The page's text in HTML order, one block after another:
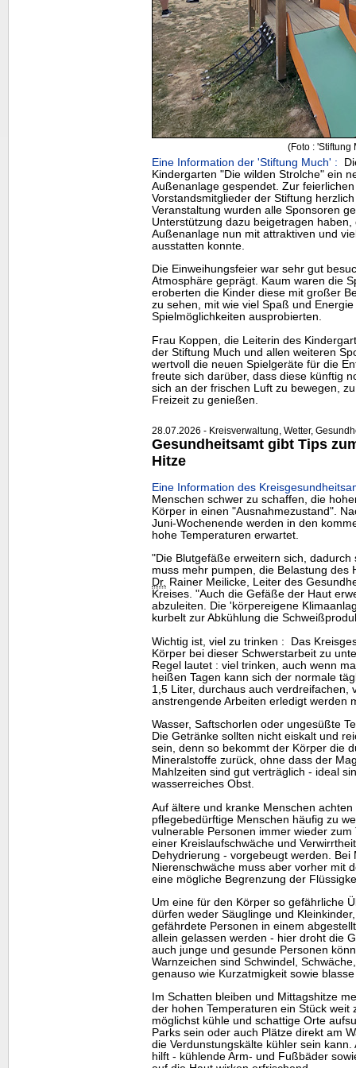
(Foto : 'Stiftung
Eine Information der 'Stiftung Much' :
Kindergarten "Die wilden Strolche" ein
Außenanlage gespendet. Zur
Vorstandsmitglieder der Stiftung
Veranstaltung wurden alle Sponsoren
Unterstützung dazu beigetragen
Außenanlage nun mit attraktiven und
ausstatten konnte.
Die Einweihungsfeier war sehr gut
Atmosphäre geprägt. Kaum waren die
eroberten die Kinder diese mit großer
zu sehen, mit wie viel Spaß und
Spielmöglichkeiten ausprobierten.
Frau Koppen, die Leiterin des
der Stiftung Much und allen weiteren
wertvoll die neuen Spielgeräte für die
freute sich darüber, dass diese künftig
sich an der frischen Luft zu bewegen,
Freizeit zu genießen.
28.07.2026 - Kreisverwaltung, Wetter,
Gesundheitsamt gibt Tips
Hitze
Eine Information des
Menschen schwer zu schaffen, die
Körper in einen "Ausnahmezustand".
Juni-Wochenende werden in den
hohe Temperaturen erwartet.
"Die Blutgefäße erweitern sich,
muss mehr pumpen, die Belastung des
Dr. Rainer Meilicke, Leiter des
Kreises. "Auch die Gefäße der Haut
abzuleiten. Die 'körpereigene
kurbelt zur Abkühlung die
Wichtig ist, viel zu trinken : Das
Körper bei dieser Schwerstarbeit zu
Regel lautet : viel trinken, auch wenn
heißen Tagen kann sich der normale
1,5 Liter, durchaus auch verdreifachen,
anstrengende Arbeiten erledigt werden
Wasser, Saftschorlen oder ungesüßte
Die Getränke sollten nicht eiskalt und
sein, denn so bekommt der Körper die
Mineralstoffe zurück, ohne dass der
Mahlzeiten sind gut verträglich - ideal
wasserreiches Obst.
Auf ältere und kranke Menschen
pflegebedürftige Menschen häufig zu
vulnerable Personen immer wieder
einer Kreislaufschwäche und
Dehydrierung - vorgebeugt werden. Bei
Nierenschwäche muss aber vorher mit
eine mögliche Begrenzung der
Um eine für den Körper so gefährliche
dürfen weder Säuglinge und
gefährdete Personen in einem
allein gelassen werden - hier droht die
auch junge und gesunde Personen
Warnzeichen sind Schwindel,
genauso wie Kurzatmigkeit sowie
Im Schatten bleiben und Mittagshitze
der hohen Temperaturen ein Stück weit
möglichst kühle und schattige Orte
Parks sein oder auch Plätze direkt am
die Verdunstungskälte kühler sein
hilft - kühlende Arm- und Fußbäder